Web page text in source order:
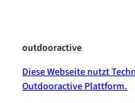
outdooractive
Diese Webseite nutzt
Outdooractive Plattform.